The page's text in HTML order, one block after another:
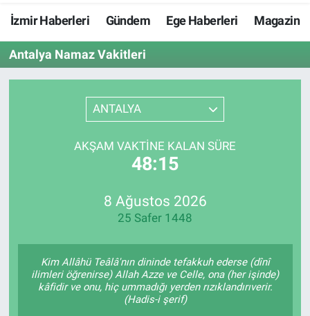
İzmir Haberleri Gündem Ege Haberleri Magazin
Antalya Namaz Vakitleri
ANTALYA
AKŞAM VAKTINE KALAN SÜRE
48:14
8 Ağustos 2026
25 Safer 1448
Kim Allâhü Teâlâ'nın dininde tefakkuh ederse (dînî
ilimleri öğrenirse) Allah Azze ve Celle, ona (her işinde)
kâfidir ve onu, hiç ummadığı yerden rızıklandırıverir.
(Hadis-i şerif)
Resmi İlanlar
Resmi Reklam